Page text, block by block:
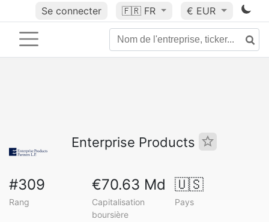
Se connecter 🇫🇷 FR € EUR
Enterprise Products
#309
Rang
€70.63 Md
Capitalisation
boursière
🇺🇸
Pays